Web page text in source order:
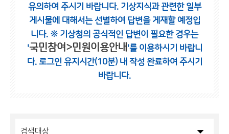
유의하여 주시기 바랍니다. 기상지식과 관련한 일부
게시물에 대해서는 선별하여 답변을 게재할 예정입
니다. ※ 기상청의 공식적인 답변이 필요한 경우는
'국민참여>민원이용안내 '를 이용하시기 바랍니
다. 로그인 유지시간(10분) 내 작성 완료하여 주시기
바랍니다.